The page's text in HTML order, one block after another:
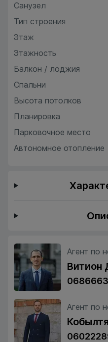
Санузел
Тип строения
Этаж
Этажность
Балкон / лоджия
Спальни
Высота потолков
Планировка
Парковочное место
Автономное отопление
Агент по
Витион
Агент по